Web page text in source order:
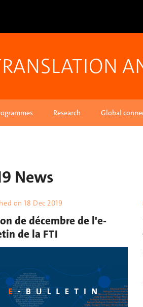
Research Global
News
on18 Dec 2019
de décembre de l'e-
de la FTI